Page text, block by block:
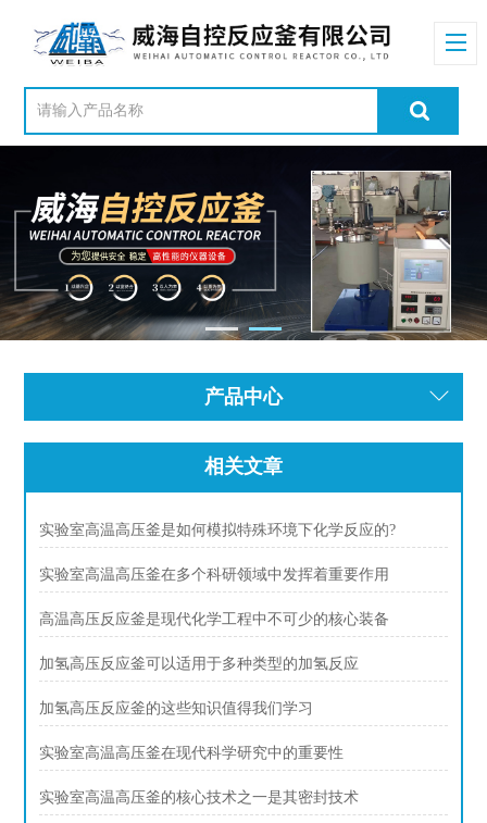
产品中心
相关文章
实验室高温高压釜是如何模拟特殊环境下化学反应的?
实验室高温高压釜在多个科研领域中发挥着重要作用
高温高压反应釜是现代化学工程中不可少的核心装备
加氢高压反应釜可以适用于多种类型的加氢反应
加氢高压反应釜的这些知识值得我们学习
实验室高温高压釜在现代科学研究中的重要性
实验室高温高压釜的核心技术之一是其密封技术